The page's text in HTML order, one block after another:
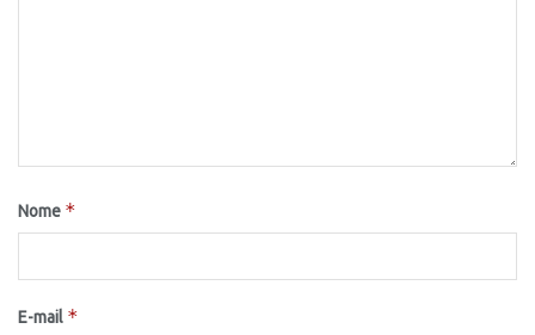
Nome *
E-mail *